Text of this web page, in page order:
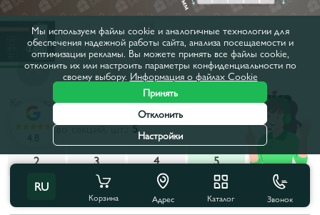
Код товара:8203
Количество секций, шт.:5
2
3 4 5
6
Все характеристики
С этим товаром покупают
RU
Корзина Адрес Каталог Звонок
4.8
Мы используем файлы cookie и аналогичные технологии для
обеспечения надежной работы сайта, анализа посещаемости и
оптимизации рекламы. Вы можете принять все файлы cookie,
отклонить их или настроить параметры конфиденциальности по
своему выбору. Информация о файлах Cookie
Принять
Отклонить
Настройки